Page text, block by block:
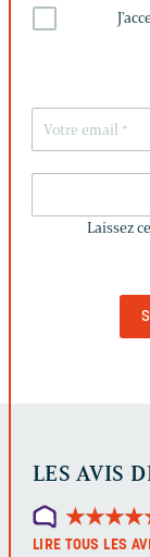
Laissez
LES AVIS
★★★★
★★★★
LIRE TOUS LES